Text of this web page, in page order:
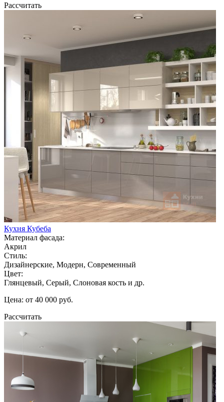
Рассчитать
Кухня Кубеба
Материал фасада:
Акрил
Стиль:
Дизайнерские, Модерн, Современный
Цвет:
Глянцевый, Серый, Слоновая кость и др.
Цена: от 40 000 руб.
Рассчитать